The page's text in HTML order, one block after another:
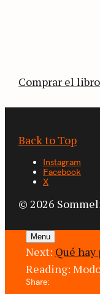
Comprar el libro
Back to Top
Instagram
Facebook
X
© 2026
Menu
Next: Qué hay
Reading:
Share: